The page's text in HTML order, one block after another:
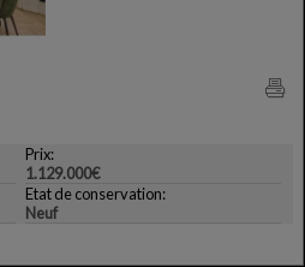
Prix:
1.129.000€
Etat de conservation:
Neuf